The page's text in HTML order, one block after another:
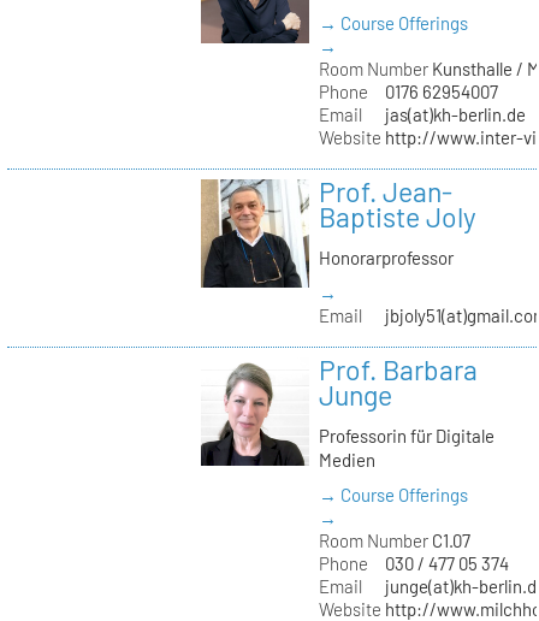
→ Course Offerings
→
Room NumberKunsthalle /
Phone
0176 62954007
Email
jas(at)kh-berlin.de
Website http://www.inter-
Prof. Jean-
Baptiste Joly
Honorarprofessor
→
Email
Prof. Barbara
Junge
Professorin für Digitale
Medien
→ Course Offerings
→
Room NumberC1.07
Phone
030 / 477 05 374
Email
junge(at)kh-
Website http://